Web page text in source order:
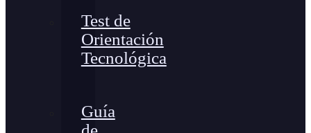
Test de
Orientación
Tecnológica
Guía